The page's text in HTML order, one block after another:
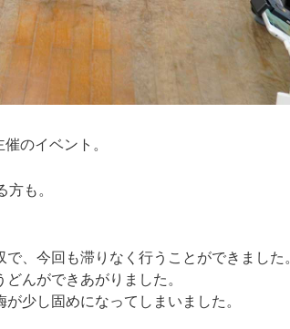
のイベント。
も。
、今回も滞りなく行うことができました。
んができあがりました。
少し固めになってしまいました。